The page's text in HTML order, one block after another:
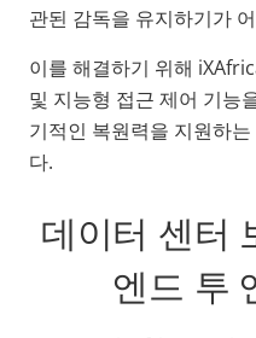
관된 감독을 유지하기가
이를 해결하기 위해
및 지능형 접근 제어 기능
기적인 복원력을 지원하
다.
데이터 센터
엔드 투